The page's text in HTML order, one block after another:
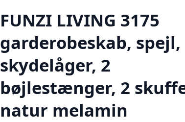
FUNZI LIVING 3175
garderobeskab, spejl,
skydelåger, 2
bøjlestænger, 2
natur melamin